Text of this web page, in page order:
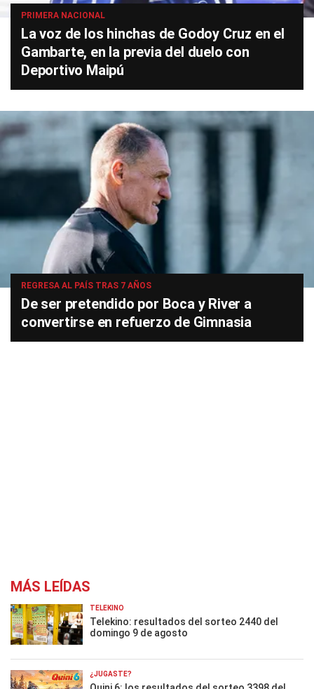
PRIMERA NACIONAL
La voz de los hinchas de Godoy Cruz en el
Gambarte, en la previa del duelo con
Deportivo Maipú
REGRESA AL PAÍS TRAS 7 AÑOS
De ser pretendido por Boca y River a
convertirse en refuerzo de Gimnasia
MÁS LEÍDAS
TELEKINO
Telekino: resultados del sorteo 2440 del
domingo 9 de agosto
¿JUGASTE?